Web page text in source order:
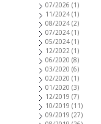
07/2026 (1)
11/2024 (1)
08/2024 (2)
07/2024 (1)
05/2024 (1)
12/2022 (1)
06/2020 (8)
03/2020 (6)
02/2020 (1)
01/2020 (3)
12/2019 (7)
10/2019 (11)
09/2019 (27)